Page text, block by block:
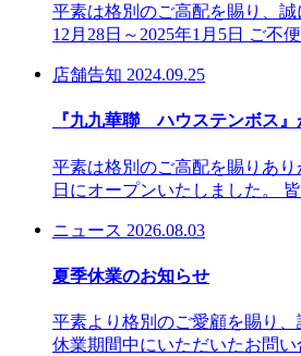
平素は格別のご高配を賜り、
12月28日～2025年1月5日 ご不
店舗告知 2024.09.25
『九九華聯 ハウステンボス』
平素は格別のご高配を賜りあ
日にオープンいたしました。
ニュース 2026.08.03
夏季休業のお知らせ
平素より格別のご愛顧を賜り
休業期間中にいただいたお問